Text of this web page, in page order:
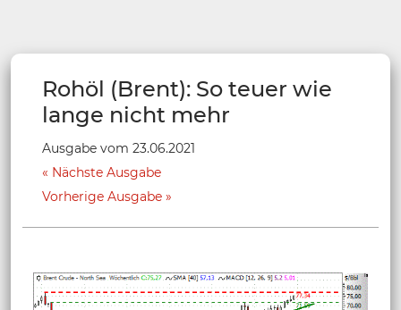
Rohöl (Brent): So teuer wie
lange nicht mehr
Ausgabe vom 23.06.2021
Nächste Ausgabe
Vorherige Ausgabe